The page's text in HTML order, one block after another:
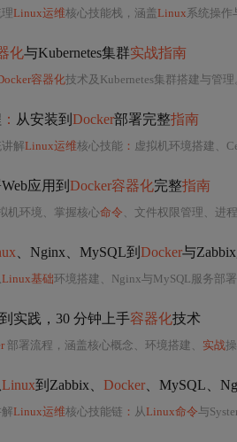
Linux运维核心技能栈，涵盖 Linux系统操作与Shell
化与Kubernetes集群实战指南
容器化技术及Kubernetes集群搭建与管
： 从安装到 Docker部署完整指南
解Linux运维核心技能 ： 虚拟机环境搭建、CentOS安装、文
应用到 Docker容器化完整指南
机环境、掌握核心命令 、文件权限管理、进程与网络配置，到部署
、Nginx、MySQL到 Docker与
Linux基础环境搭建、Nginx与MySQL服务部
到实践，30 分钟上手容器化技术
部署流程，涵盖核心概念、环境搭建、 实战操作
Linux到Zabbix、 Docker 、MySQL、
Linux运维核心技能链 ： 从Linux命令与Systemd服